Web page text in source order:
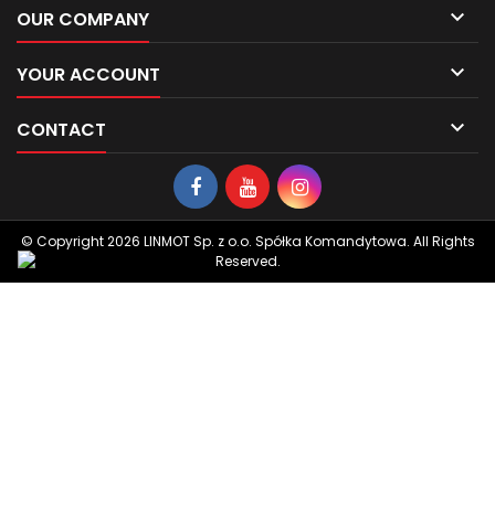
OUR COMPANY 
YOUR ACCOUNT 
CONTACT 
© Copyright 2026 LINMOT Sp. z o.o. Spółka Komandytowa. All Rights
Reserved.